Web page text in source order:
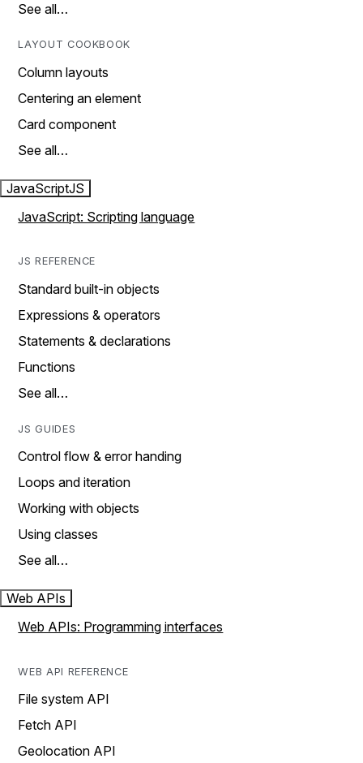
See all…
LAYOUT COOKBOOK
Column layouts
Centering an element
Card component
See all…
JavaScriptJS
JavaScript: Scripting language
JS REFERENCE
Standard built-in objects
Expressions & operators
Statements & declarations
Functions
See all…
JS GUIDES
Control flow & error handing
Loops and iteration
Working with objects
Using classes
See all…
Web APIs
Web APIs: Programming interfaces
WEB API REFERENCE
File system API
Fetch API
Geolocation API